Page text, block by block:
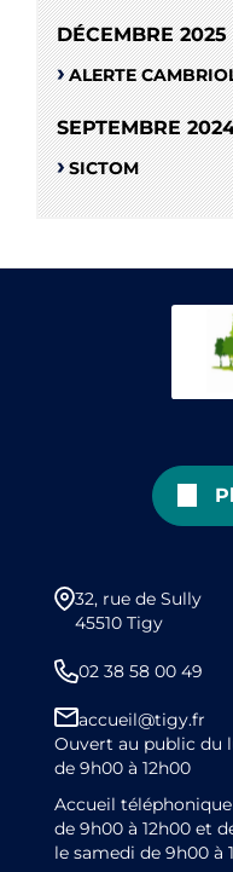
DÉCEMBRE 2025
ALERTE
SEPTEMBRE
SICTOM
32, rue de Sully
45510 Tigy
02 38 58 00 49
accueil@tigy.fr
Ouvert au public du
de 9h00 à 12h00
Accueil
de 9h00 à 12h00 et
le samedi de 9h00 à